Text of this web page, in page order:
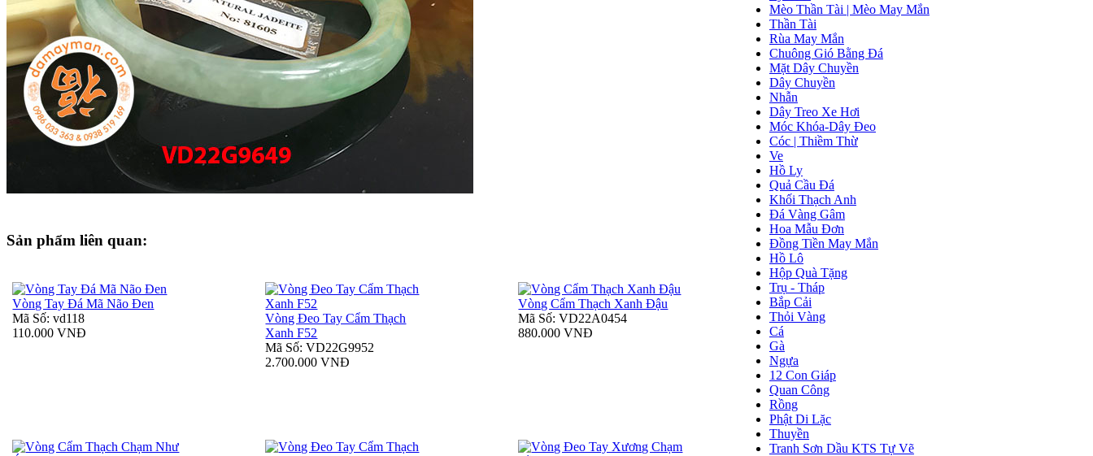
Sản phẩm liên quan:
Vòng Tay Đá Mã Não Đen
Mã Số: vd118
110.000 VNĐ
Vòng Đeo Tay Cẩm Thạch
Xanh F52
Mã Số: VD22G9952
2.700.000 VNĐ
Vòng Cẩm Thạch Xanh Đậu
Mã Số: VD22A0454
880.000 VNĐ
Mèo Thần Tài | Mèo May Mắn
Thần Tài
Rùa May Mắn
Chuông Gió Bằng Đá
Mặt Dây Chuyền
Dây Chuyền
Nhẫn
Dây Treo Xe Hơi
Móc Khóa-Dây Đeo
Cóc | Thiềm Thừ
Ve
Hồ Ly
Quả Cầu Đá
Khối Thạch Anh
Đá Vàng Gâm
Hoa Mẫu Đơn
Đồng Tiền May Mắn
Hồ Lô
Hộp Quà Tặng
Trụ - Tháp
Bắp Cải
Thỏi Vàng
Cá
Gà
Ngựa
12 Con Giáp
Quan Công
Rồng
Phật Di Lặc
Thuyền
Tranh Sơn Dầu KTS Tự Vẽ